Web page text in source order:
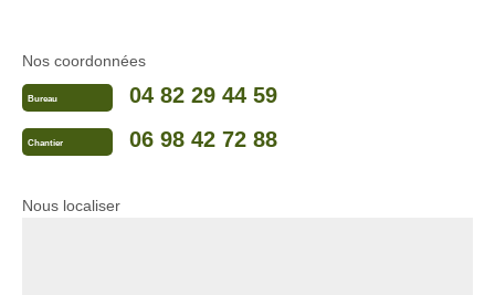
Nos coordonnées
Bureau 04 82 29 44 59
Chantier 06 98 42 72 88
Nous localiser